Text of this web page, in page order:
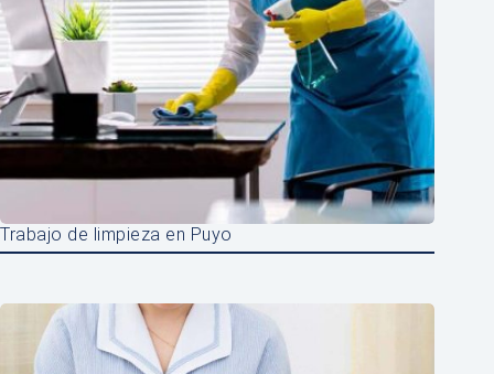
Trabajo de limpieza en Puyo